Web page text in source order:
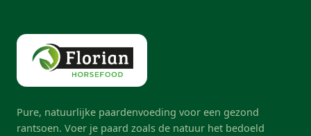
Pure, natuurlijke paardenvoeding voor een gezond
rantsoen. Voer je paard zoals de natuur het bedoeld